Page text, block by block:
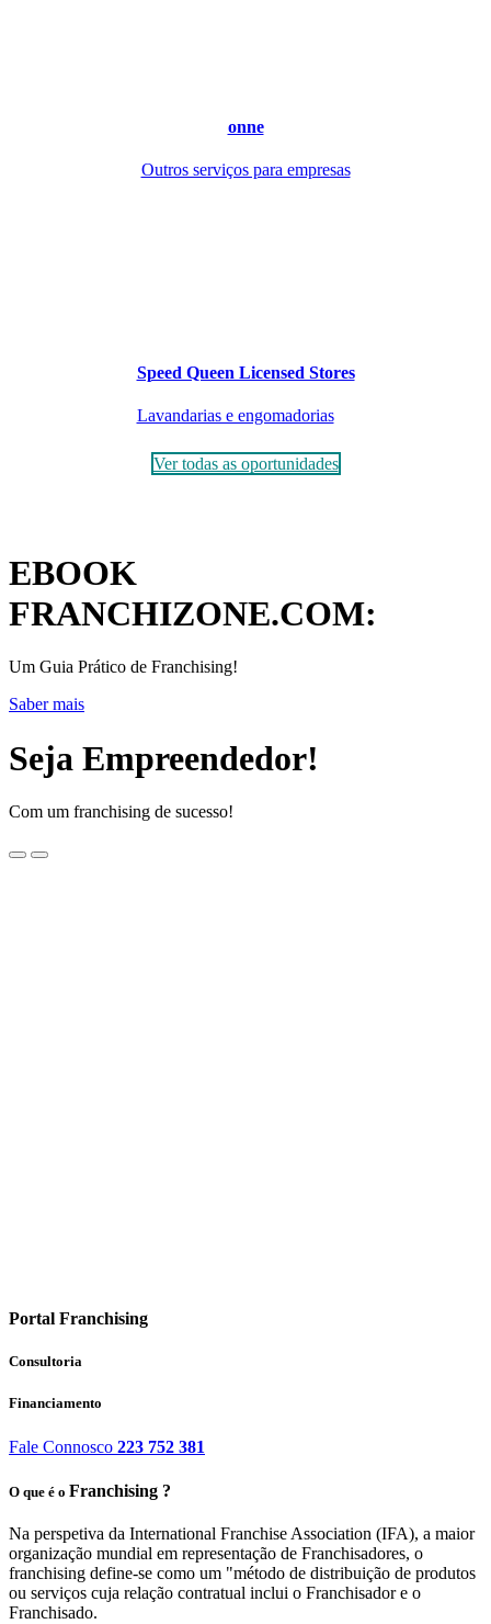
onne
Outros serviços para empresas
Speed Queen Licensed Stores
Lavandarias e engomadorias
Ver todas as oportunidades
EBOOK
FRANCHIZONE.COM:
Um Guia Prático de Franchising!
Saber mais
Seja Empreendedor!
Com um franchising de sucesso!
Portal Franchising
Consultoria
Financiamento
Fale Connosco 223 752 381
O que é o Franchising ?
Na perspetiva da International Franchise Association (IFA), a maior
organização mundial em representação de Franchisadores, o
franchising define-se como um "método de distribuição de produtos
ou serviços cuja relação contratual inclui o Franchisador e o
Franchisado.